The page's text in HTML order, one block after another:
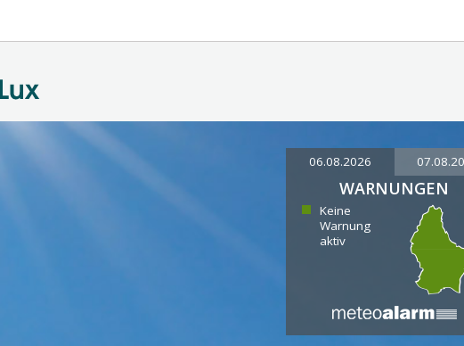
06.08.2026
WARNUNGEN
Keine
Warnung
aktiv